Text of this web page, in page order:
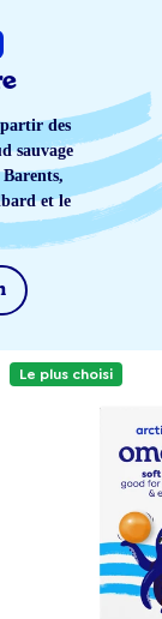
des
sauvage
et le
Le plus choisi